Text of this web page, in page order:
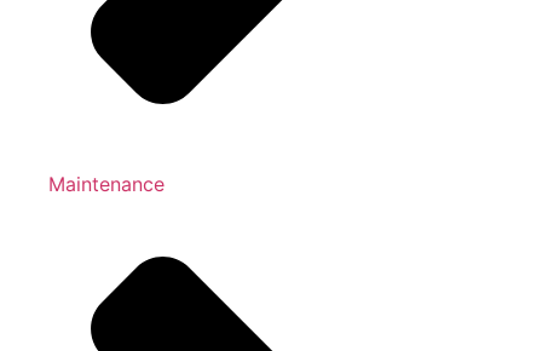
Maintenance